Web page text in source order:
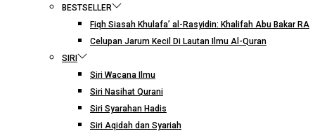
BESTSELLER
Fiqh Siasah Khulafa’ al-Rasyidin: Khalifah Abu Bakar RA
Celupan Jarum Kecil Di Lautan Ilmu Al-Quran
SIRI
Siri Wacana Ilmu
Siri Nasihat Qurani
Siri Syarahan Hadis
Siri Aqidah dan Syariah